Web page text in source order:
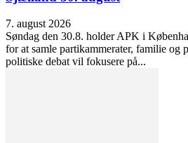
7. august 2026
Søndag den 30.8. holder APK i
for at samle partikammerater, familie og
politiske debat vil fokusere på...